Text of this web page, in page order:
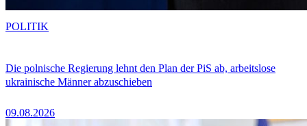
Die polnische Regierung lehnt den Plan der PiS ab, arbeitslose
ukrainische Männer abzuschieben
09.08.2026
POLITIK